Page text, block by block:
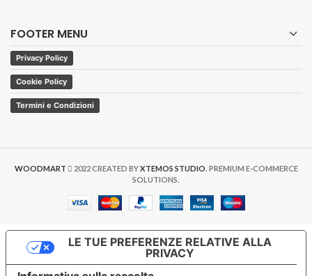
FOOTER MENU
Privacy Policy
Cookie Policy
Termini e Condizioni
WOODMART 2022 CREATED BYXTEMOS STUDIO. PREMIUM E-COMMERCE
SOLUTIONS.
LE TUE PREFERENZE RELATIVE ALLA
PRIVACY